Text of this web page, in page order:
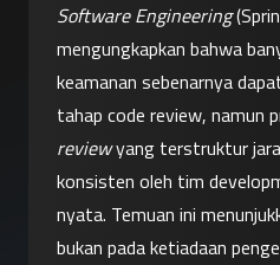
Software Engineering
mengungkapkan bahwa
keamanan sebenarnya
tahap code review, namun
review yang terstruktur
konsisten oleh tim
nyata. Temuan ini
bukan pada ketiadaan